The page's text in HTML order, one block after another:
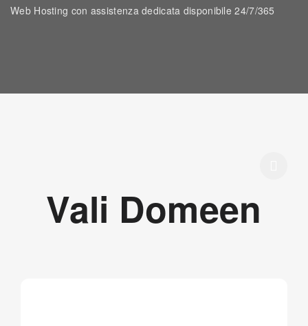
Web Hosting con assistenza dedicata disponibile 24/7/365
Vali Domeen